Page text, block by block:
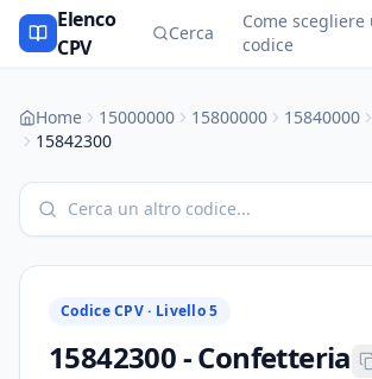
Elenco
CPV
Cerca
Come scegliere
codice
Home 15000000 15800000 15840000
15842300
Codice CPV · Livello 5
15842300-Confetteria